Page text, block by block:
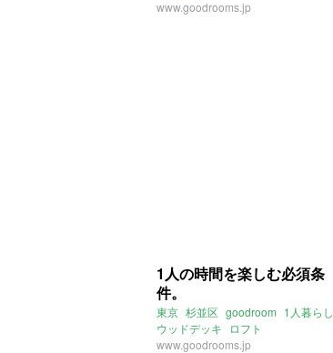
www.goodrooms.jp
1人の時間を楽しむ必須条
件。
東京 杉並区 goodroom 1人暮らし
ウッドデッキ
ロフト
バストイレ別 お風呂にテレビ
www.goodrooms.jp